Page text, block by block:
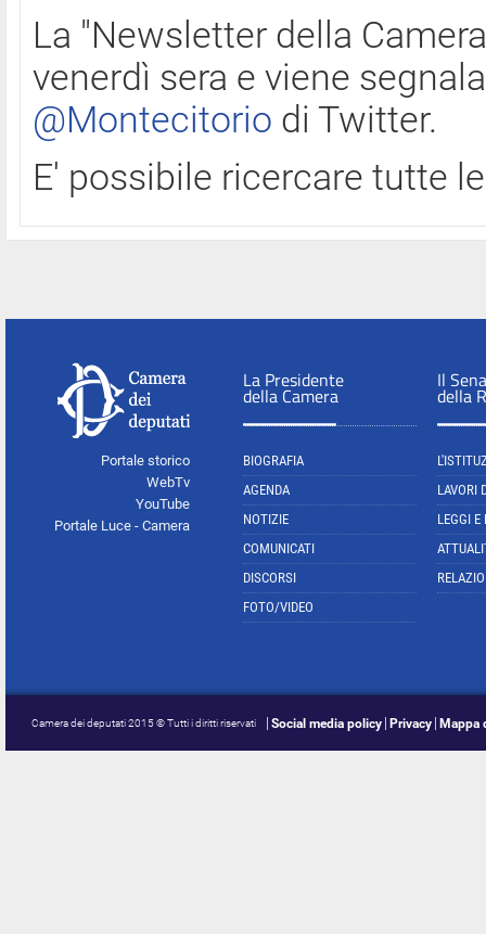
La "Newsletter della
venerdì sera e viene
@Montecitorio di Twitter.
E' possibile ricercare tutte
Portale storico
WebTv
YouTube
Portale Luce - Camera
La Presidente
della Camera
BIOGRAFIA
AGENDA
NOTIZIE
COMUNICATI
DISCORSI
FOTO/VIDEO
Il
della
LAVORI
LEGGI E
Camera dei deputati 2015 © Tutti i diritti riservati Social media policy Privacy Mappa